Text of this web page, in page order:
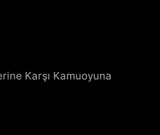
Karşı Kamuoyuna